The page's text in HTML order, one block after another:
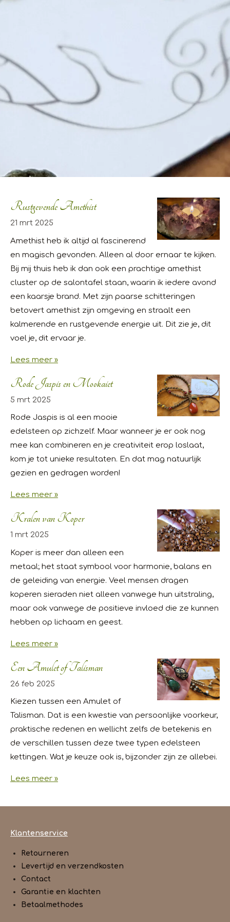
Rustgevende Amethist
21 mrt 2025
Amethist heb ik altijd al fascinerend
en magisch gevonden. Alleen al door ernaar te kijken.
Bij mij thuis heb ik dan ook een prachtige amethist
cluster op de salontafel staan, waarin ik iedere avond
een kaarsje brand. Met zijn paarse schitteringen
betovert amethist zijn omgeving en straalt een
kalmerende en rustgevende energie uit. Dit zie je, dit
voel je, dit ervaar je.
Lees meer »
Rode Jaspis en Mookaiet
5 mrt 2025
Rode Jaspis is al een mooie
edelsteen op zichzelf. Maar wanneer je er ook nog
mee kan combineren en je creativiteit erop loslaat,
kom je tot unieke resultaten. En dat mag natuurlijk
gezien en gedragen worden!
Lees meer »
Kralen van Koper
1 mrt 2025
Koper is meer dan alleen een
metaal; het staat symbool voor harmonie, balans en
de geleiding van energie. Veel mensen dragen
koperen sieraden niet alleen vanwege hun uitstraling,
maar ook vanwege de positieve invloed die ze kunnen
hebben op lichaam en geest.
Lees meer »
Een Amulet of Talisman
26 feb 2025
Kiezen tussen een Amulet of
Talisman. Dat is een kwestie van persoonlijke voorkeur,
praktische redenen en wellicht zelfs de betekenis en
de verschillen tussen deze twee typen edelsteen
kettingen. Wat je keuze ook is, bijzonder zijn ze allebei.
Lees meer »
Klantenservice
Retourneren
Levertijd en verzendkosten
Contact
Garantie en klachten
Betaalmethodes